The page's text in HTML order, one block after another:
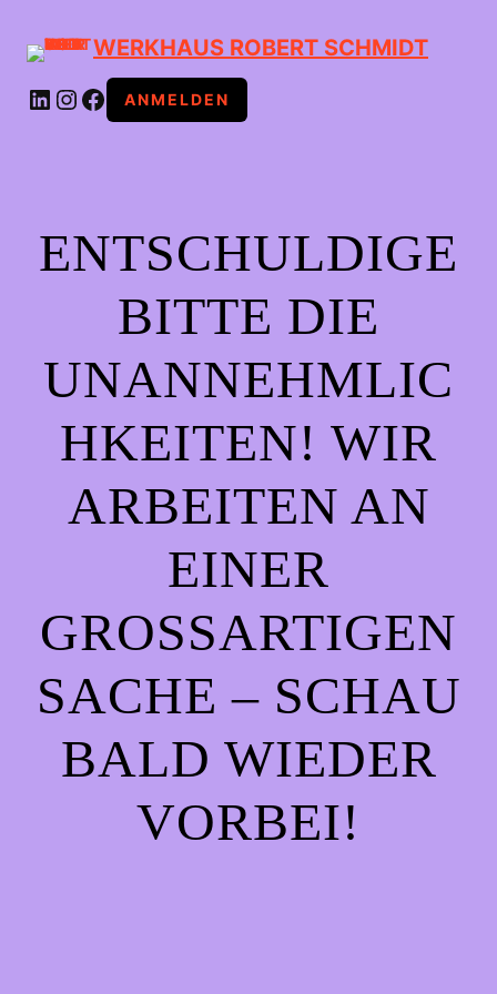
WERKHAUS ROBERT SCHMIDT
LINKEDIN INSTAGRAMFACEBOOK ANMELDEN
ENTSCHULDIGE
BITTE DIE
UNANNEHMLIC
HKEITEN! WIR
ARBEITEN AN
EINER
GROSSARTIGEN S
ACHE – SCHAU B
ALD WIEDER V
ORBEI!